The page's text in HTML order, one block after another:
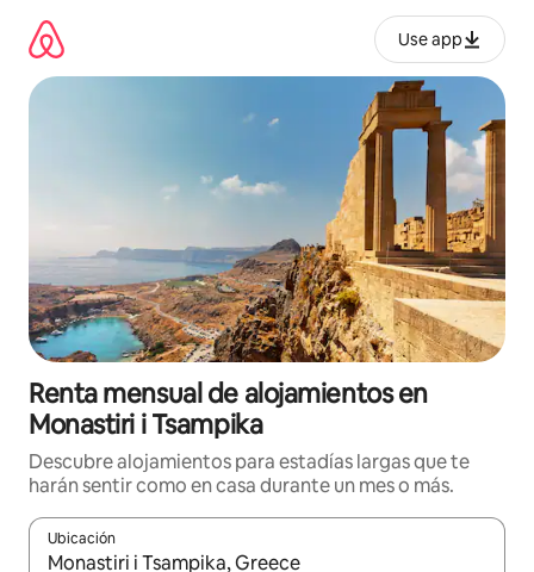
contenido
Use app
Renta mensual de alojamientos en
Monastiri i Tsampika
Descubre alojamientos para estadías largas que te
harán sentir como en casa durante un mes o más.
Ubicación
Cuando los resultados estén disponibles, navega con las